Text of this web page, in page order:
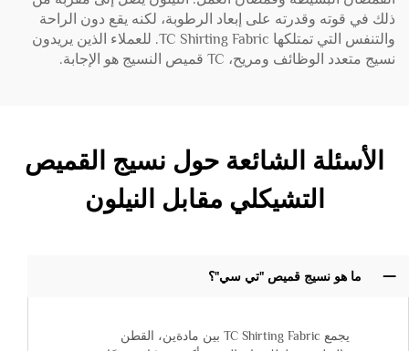
ذلك في قوته وقدرته على إبعاد الرطوبة، لكنه يقع دون الراحة
والتنفس التي تمتلكها TC Shirting Fabric. للعملاء الذين يريدون
نسيج متعدد الوظائف ومريح، TC قميص النسيج هو الإجابة.
الأسئلة الشائعة حول نسيج القميص
التشيكلي مقابل النيلون
ما هو نسيج قميص "تي سي"؟
يجمع TC Shirting Fabric بين مادةين، القطن